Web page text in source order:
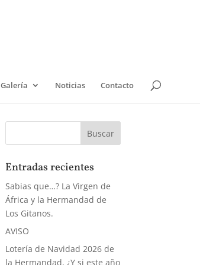
Galería Noticias Contacto
Entradas recientes
Sabias que…? La Virgen de
África y la Hermandad de
Los Gitanos.
AVISO
Lotería de Navidad 2026 de
la Hermandad, ¿Y si este año